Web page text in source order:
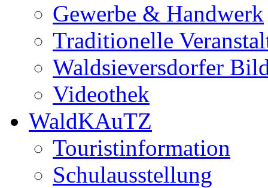
Gewerbe & Handwerk
Traditionelle
Waldsieversdorfer
Videothek
WaldKAuTZ
Touristinformation
Schulausstellung